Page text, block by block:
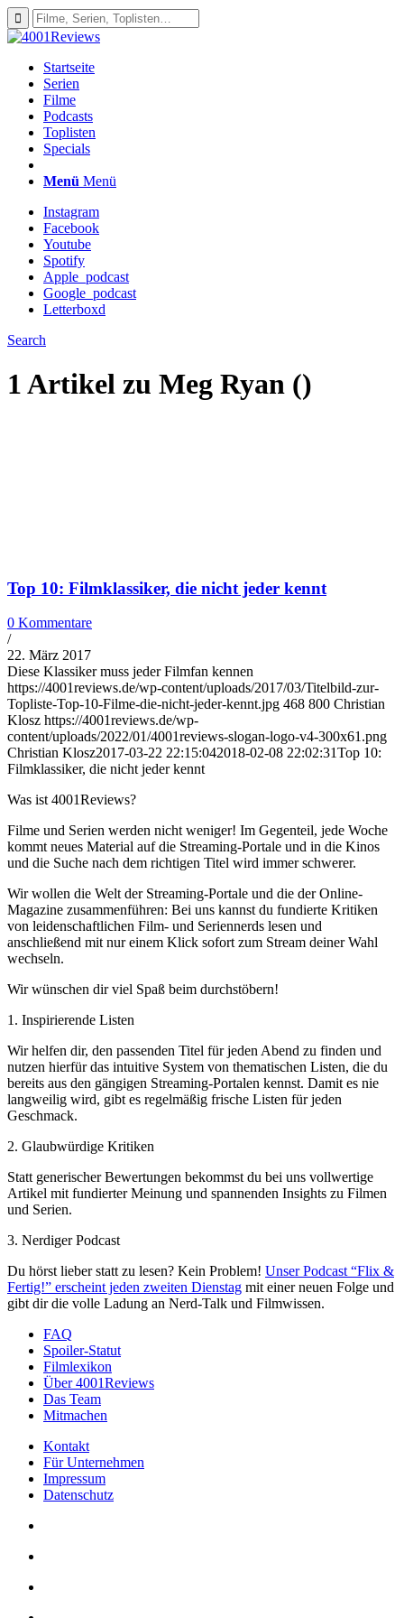
Startseite
Serien
Filme
Podcasts
Toplisten
Specials
Menü Menü
Instagram
Facebook
Youtube
Spotify
Apple_podcast
Google_podcast
Letterboxd
Search
1 Artikel zu Meg Ryan ()
Top 10: Filmklassiker, die nicht jeder kennt
0 Kommentare
/
22. März 2017
Diese Klassiker muss jeder Filmfan kennen
https://4001reviews.de/wp-content/uploads/2017/03/Titelbild-zur-
Topliste-Top-10-Filme-die-nicht-jeder-kennt.jpg 468 800 Christian
Klosz https://4001reviews.de/wp-
content/uploads/2022/01/4001reviews-slogan-logo-v4-300x61.png
Christian Klosz2017-03-22 22:15:042018-02-08 22:02:31Top 10:
Filmklassiker, die nicht jeder kennt
Was ist 4001Reviews?
Filme und Serien werden nicht weniger! Im Gegenteil, jede Woche
kommt neues Material auf die Streaming-Portale und in die Kinos
und die Suche nach dem richtigen Titel wird immer schwerer.
Wir wollen die Welt der Streaming-Portale und die der Online-
Magazine zusammenführen: Bei uns kannst du fundierte Kritiken
von leidenschaftlichen Film- und Seriennerds lesen und
anschließend mit nur einem Klick sofort zum Stream deiner Wahl
wechseln.
Wir wünschen dir viel Spaß beim durchstöbern!
1. Inspirierende Listen
Wir helfen dir, den passenden Titel für jeden Abend zu finden und
nutzen hierfür das intuitive System von thematischen Listen, die du
bereits aus den gängigen Streaming-Portalen kennst. Damit es nie
langweilig wird, gibt es regelmäßig frische Listen für jeden
Geschmack.
2. Glaubwürdige Kritiken
Statt generischer Bewertungen bekommst du bei uns vollwertige
Artikel mit fundierter Meinung und spannenden Insights zu Filmen
und Serien.
3. Nerdiger Podcast
Du hörst lieber statt zu lesen? Kein Problem! Unser Podcast “Flix &
Fertig!” erscheint jeden zweiten Dienstag mit einer neuen Folge und
gibt dir die volle Ladung an Nerd-Talk und Filmwissen.
FAQ
Spoiler-Statut
Filmlexikon
Über 4001Reviews
Das Team
Mitmachen
Kontakt
Für Unternehmen
Impressum
Datenschutz